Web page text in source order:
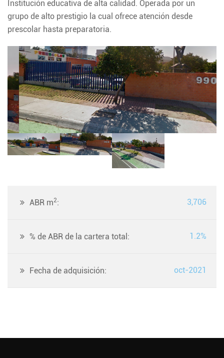
Institución educativa de alta calidad. Operada por un
grupo de alto prestigio la cual ofrece atención desde
prescolar hasta preparatoria.
ABR m2: 3,706
% de ABR de la cartera total: 1.2%
Fecha de adquisición: oct-2021